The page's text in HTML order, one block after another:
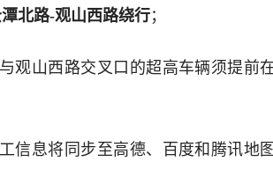
北路-观山西路绕行；
观山西路交叉口的超高车辆须提前
工信息将同步至高德、百度和腾讯地